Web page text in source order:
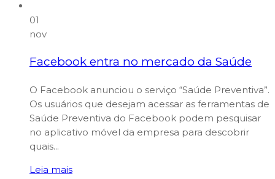
01
nov
Facebook entra no mercado da Saúde
O Facebook anunciou o serviço “Saúde Preventiva”.
Os usuários que desejam acessar as ferramentas de
Saúde Preventiva do Facebook podem pesquisar
no aplicativo móvel da empresa para descobrir
quais...
Leia mais